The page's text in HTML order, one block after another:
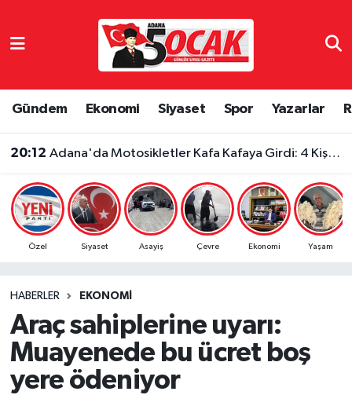
Gündem Ekonomi Siyaset Spor Yazarlar
20:12 Adana'da Motosikletler Kafa Kafaya Girdi: 4 Kişi Yaralandı
Özel Siyaset Asayiş Çevre Ekonomi Yaşam
HABERLER EKONOMI
Araç sahiplerine uyarı:
Muayenede bu ücret boş
yere ödeniyor
Dünya
Eğitim
Gündem
Haber Reklam
Magazin
Adana Nöbetçi Eczaneler
Adana Trafik Yoğunluk Haritası
Süper Lig Puan Durumu ve Fikstür
Son Dakika Haberleri
Haber Arşivi